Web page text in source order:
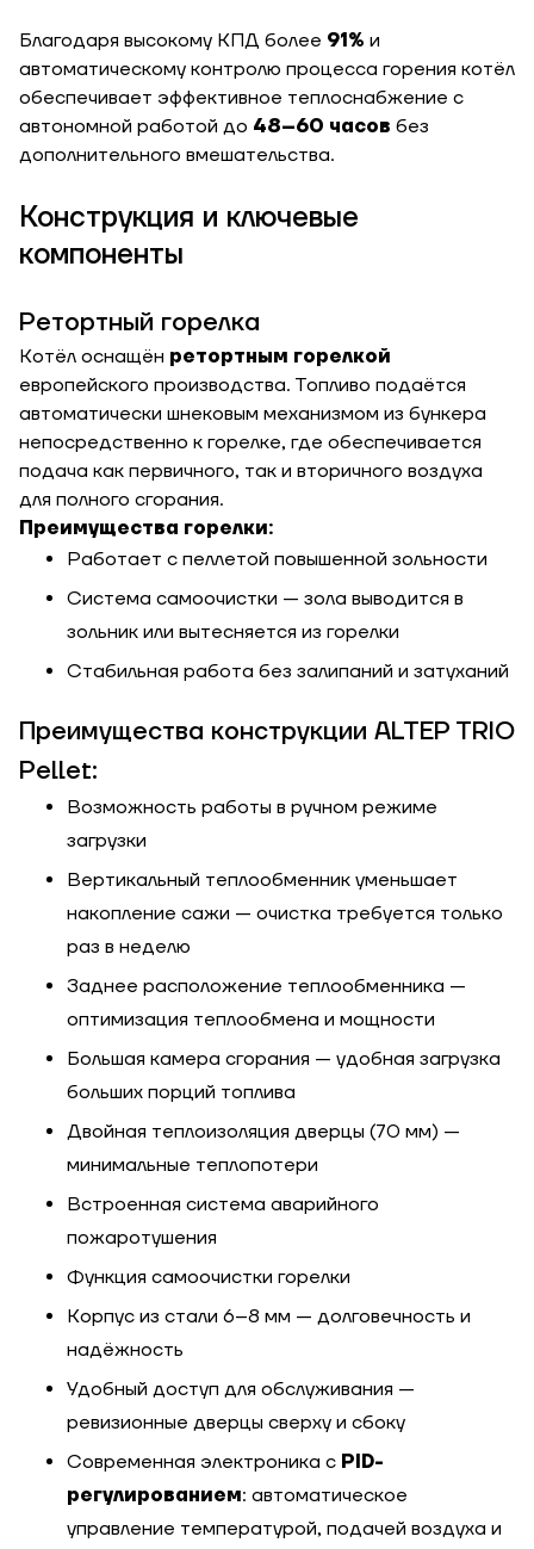
Благодаря высокому КПД более 91% и
автоматическому контролю процесса горения котёл
обеспечивает эффективное теплоснабжение с
автономной работой до 48–60 часов без
дополнительного вмешательства.
Конструкция и ключевые
компоненты
Ретортный горелка
Котёл оснащён ретортным горелкой
европейского производства. Топливо подаётся
автоматически шнековым механизмом из бункера
непосредственно к горелке, где обеспечивается
подача как первичного, так и вторичного воздуха
для полного сгорания.
Преимущества горелки:
Работает с пеллетой повышенной зольности
Система самоочистки — зола выводится в
зольник или вытесняется из горелки
Стабильная работа без залипаний и затуханий
Преимущества конструкции ALTEP TRIO
Pellet:
Возможность работы в ручном режиме
загрузки
Вертикальный теплообменник уменьшает
накопление сажи — очистка требуется только
раз в неделю
Заднее расположение теплообменника —
оптимизация теплообмена и мощности
Большая камера сгорания — удобная загрузка
больших порций топлива
Двойная теплоизоляция дверцы (70 мм) —
минимальные теплопотери
Встроенная система аварийного
пожаротушения
Функция самоочистки горелки
Корпус из стали 6–8 мм — долговечность и
надёжность
Удобный доступ для обслуживания —
ревизионные дверцы сверху и сбоку
Современная электроника с PID-
регулированием: автоматическое
управление температурой, подачей воздуха и
Высота, м
Ширина, м
Длина, м
Степень
кв
Необходимая
мощность, кВт
Заказать
Обратный звонок
Отправить
ЗАКАЗАТЬ УСЛУГУ МОНТАЖА
Отправить
Корзина